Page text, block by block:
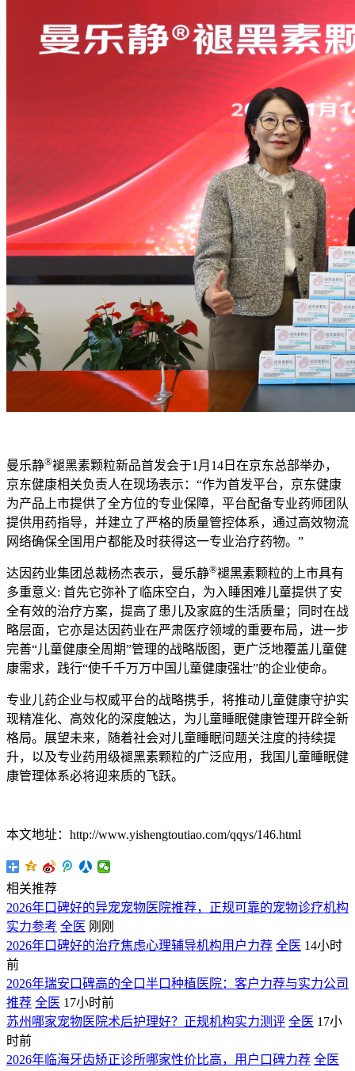
曼乐静®褪黑素颗粒新品首发会于1月14日在京东总部举办，
京东健康相关负责人在现场表示：“作为首发平台，京东健康
为产品上市提供了全方位的专业保障，平台配备专业药师团队
提供用药指导，并建立了严格的质量管控体系，通过高效物流
网络确保全国用户都能及时获得这一专业治疗药物。”
达因药业集团总裁杨杰表示，曼乐静®褪黑素颗粒的上市具有
多重意义: 首先它弥补了临床空白，为入睡困难儿童提供了安
全有效的治疗方案，提高了患儿及家庭的生活质量；同时在战
略层面，它亦是达因药业在严肃医疗领域的重要布局，进一步
完善“儿童健康全周期”管理的战略版图，更广泛地覆盖儿童健
康需求，践行“使千千万万中国儿童健康强壮”的企业使命。
专业儿药企业与权威平台的战略携手，将推动儿童健康守护实
现精准化、高效化的深度触达，为儿童睡眠健康管理开辟全新
格局。展望未来，随着社会对儿童睡眠问题关注度的持续提
升，以及专业药用级褪黑素颗粒的广泛应用，我国儿童睡眠健
康管理体系必将迎来质的飞跃。
本文地址：http://www.yishengtoutiao.com/qqys/146.html
相关推荐
2026年口碑好的异宠宠物医院推荐，正规可靠的宠物诊疗机构
实力参考 全医 刚刚
2026年口碑好的治疗焦虑心理辅导机构用户力荐 全医 14小时
前
2026年瑞安口碑高的全口半口种植医院：客户力荐与实力公司
推荐 全医 17小时前
苏州哪家宠物医院术后护理好？正规机构实力测评 全医 17小
时前
2026年临海牙齿矫正诊所哪家性价比高，用户口碑力荐 全医